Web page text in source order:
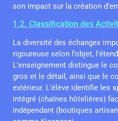
son impact sur la création
1.2. Classification des
La diversité des échanges
rigoureuse selon l’objet,
L’enseignement distingue le
gros et le détail, ainsi que le
extérieur. L’élève identifie les
intégré (chaînes hôtelières)
indépendant (boutiques